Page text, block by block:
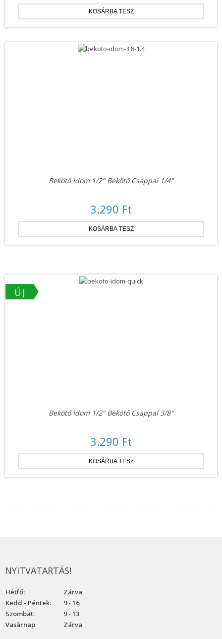
Bekötő Idom 1/2" Bekötő Csappal 1/4"
3.290 Ft
ÚJ
Bekötő Idom 1/2" Bekötő Csappal 3/8"
3.290 Ft
NYITVATARTÁS!
Hétfő:
Zárva
Kedd - Péntek:
9 - 16
Szombat:
9 - 13
Vasárnap
Zárva